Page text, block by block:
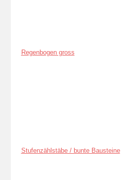
Regenbogen gross
Stufenzählstäbe / bunte Bausteine